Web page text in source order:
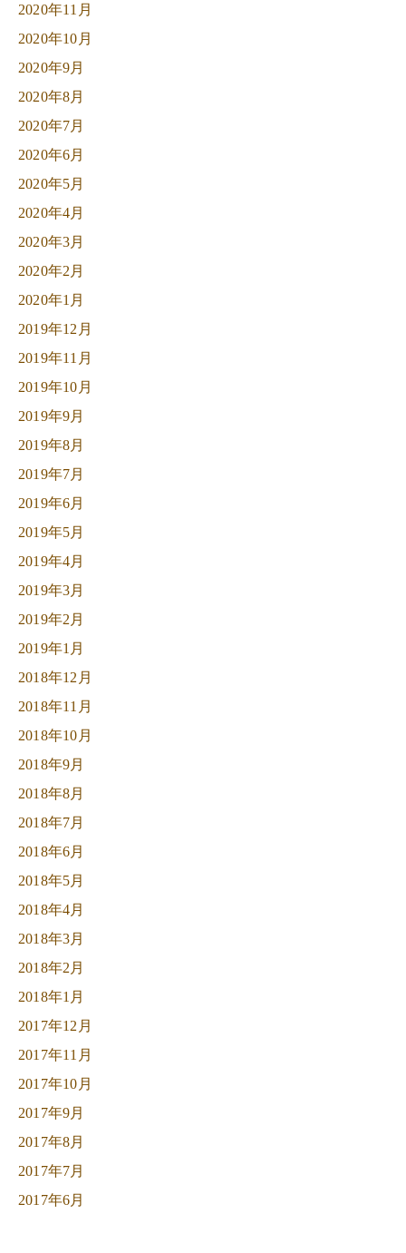
2020年11月
2020年10月
2020年9月
2020年8月
2020年7月
2020年6月
2020年5月
2020年4月
2020年3月
2020年2月
2020年1月
2019年12月
2019年11月
2019年10月
2019年9月
2019年8月
2019年7月
2019年6月
2019年5月
2019年4月
2019年3月
2019年2月
2019年1月
2018年12月
2018年11月
2018年10月
2018年9月
2018年8月
2018年7月
2018年6月
2018年5月
2018年4月
2018年3月
2018年2月
2018年1月
2017年12月
2017年11月
2017年10月
2017年9月
2017年8月
2017年7月
2017年6月